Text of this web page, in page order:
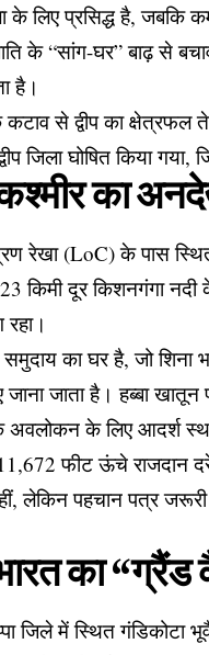
के लिए प्रसिद्ध है,
के “सांग-घर” बाढ़ से
है।
कटाव से द्वीप का
जिला घोषित किया
का
रेखा (LoC) के पास
किमी दूर किशनगंगा
समुदाय का घर है, जो शिना
जाता है। हब्बा
के अवलोकन के लिए आदर्श
फीट ऊंचे राजदान
लेकिन पहचान पत्र
का “ग्रैंड
में स्थित गंडिकोटा